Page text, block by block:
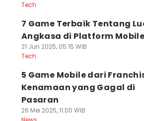
Tech
7 Game Terbaik Tentang
Angkasa di Platform Mobile
21 Jun 2025, 05:15 WIB
Tech
5 Game Mobile dari
Kenamaan yang Gagal di
Pasaran
26 Mei 2025, 11:00 WIB